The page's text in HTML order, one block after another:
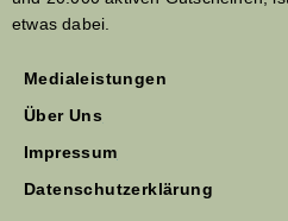
etwas dabei.
Medialeistungen
Über Uns
Impressum
Datenschutzerklärung